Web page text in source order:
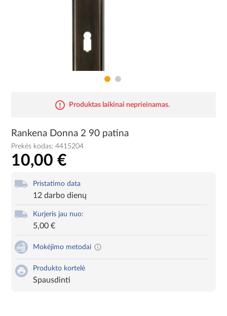
Produktas laikinai neprieinamas.
Rankena Donna 2 90 patina
Prekės kodas:4415204
10,00 €
Pristatimo data
12 darbo dienų
Kurjeris jau nuo:
5,00 €
Mokėjimo metodai
Produkto kortelė
Spausdinti